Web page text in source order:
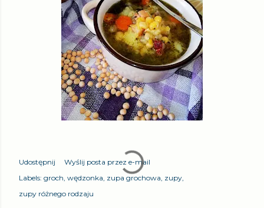
Udostępnij
Wyślij posta przez e-mail
Labels: groch wędzonka zupa grochowa zupy
zupy różnego rodzaju